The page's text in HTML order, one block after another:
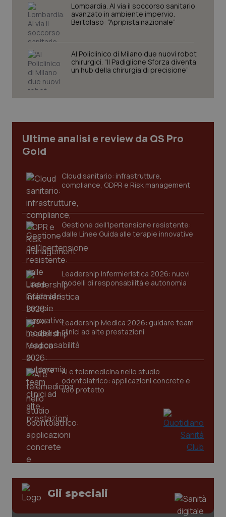
Lombardia. Al via il soccorso sanitario
avanzato in ambiente impervio.
Bertolaso: “Apripista nazionale”
Al Policlinico di Milano due nuovi robot
chirurgici. “Il Padiglione Sforza diventa
un hub della chirurgia di precisione”
Ultime analisi e review da QS Pro
Gold
Cloud sanitario: infrastrutture,
compliance, GDPR e Risk management
Gestione dell'Ipertensione resistente:
dalle Linee Guida alle terapie innovative
Leadership Infermieristica 2026: nuovi
modelli di responsabilità e autonomia
Leadership Medica 2026: guidare team
clinici ad alte prestazioni
AI e telemedicina nello studio
odontoiatrico: applicazioni concrete e
uso protetto
Gli speciali
funzionare correttamente senza questi cookie.
Nome
Fornitore/Dominio
VISITOR_PRIVACY_METADATA
.youtube.com
CookieScriptConsent
tracking-sites-ironfish-
tracking-enable
www.quotidianosanita.it
tracking-sites-ironfish-
session-id
www.quotidianosanita.it
_ga